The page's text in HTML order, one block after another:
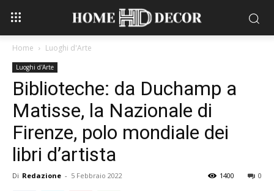
Home Luoghi d'Arte
Luoghi d'Arte
Biblioteche: da Duchamp a
Matisse, la Nazionale di
Firenze, polo mondiale dei
libri d’artista
Di Redazione - 5 Febbraio 2022 0
1400